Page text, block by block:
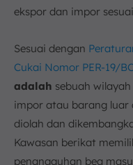
ekspor dan impor
Sesuai dengan
Cukai Nomor PER-19/
adalah sebuah
impor atau barang luar
diolah dan
Kawasan berikat
penangguhan bea